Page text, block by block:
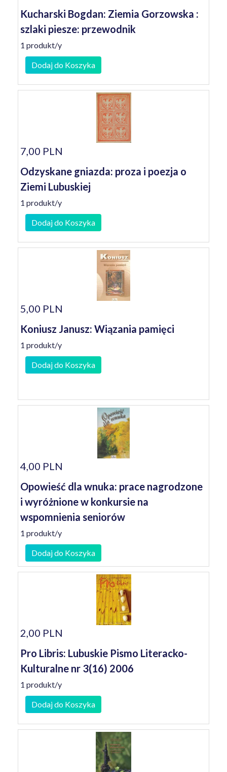
Kucharski Bogdan: Ziemia Gorzowska :
szlaki piesze: przewodnik
1 produkt/y
Dodaj do Koszyka
7,00 PLN
Odzyskane gniazda: proza i poezja o
Ziemi Lubuskiej
1 produkt/y
Dodaj do Koszyka
5,00 PLN
Koniusz Janusz: Wiązania pamięci
1 produkt/y
Dodaj do Koszyka
4,00 PLN
Opowieść dla wnuka: prace nagrodzone
i wyróżnione w konkursie na
wspomnienia seniorów
1 produkt/y
Dodaj do Koszyka
2,00 PLN
Pro Libris: Lubuskie Pismo Literacko-
Kulturalne nr 3(16) 2006
1 produkt/y
Dodaj do Koszyka